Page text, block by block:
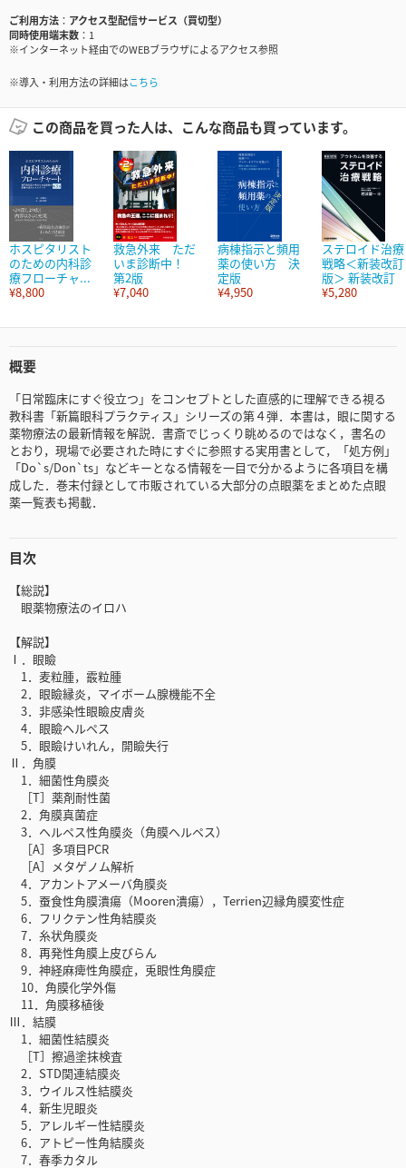
ご利用方法
アクセス型配信サービス（買切型）
同時使用端末数
1
※インターネット経由でのWEBブラウザによるアクセス参照
※導入・利用方法の詳細はこちら
この商品を買った人は、こんな商品も買っています。
ホスピタリスト
のための内科診
療フローチャ...
¥8,800
救急外来 ただ
いま診断中！
第2版
¥7,040
病棟指示と頻用
薬の使い方 決
定版
¥4,950
ステロイド治療
戦略＜新装改訂
版＞ 新装改訂
¥5,280
概要
「日常臨床にすぐ役立つ」をコンセプトとした直感的に理解できる視る
教科書「新篇眼科プラクティス」シリーズの第４弾．本書は，眼に関する
薬物療法の最新情報を解説．書斎でじっくり眺めるのではなく，書名の
とおり，現場で必要された時にすぐに参照する実用書として，「処方例」
「Do`s/Don`ts」などキーとなる情報を一目で分かるように各項目を構
成した．巻末付録として市販されている大部分の点眼薬をまとめた点眼
薬一覧表も掲載．
目次
【総説】
眼薬物療法のイロハ
【解説】
Ⅰ．眼瞼
1．麦粒腫，霰粒腫
2．眼瞼縁炎，マイボーム腺機能不全
3．非感染性眼瞼皮膚炎
4．眼瞼ヘルペス
5．眼瞼けいれん，開瞼失行
Ⅱ．角膜
1．細菌性角膜炎
［T］薬剤耐性菌
2．角膜真菌症
3．ヘルペス性角膜炎（角膜ヘルペス）
［A］多項目PCR
［A］メタゲノム解析
4．アカントアメーバ角膜炎
5．蚕食性角膜潰瘍（Mooren潰瘍），Terrien辺縁角膜変性症
6．フリクテン性角結膜炎
7．糸状角膜炎
8．再発性角膜上皮びらん
9．神経麻痺性角膜症，兎眼性角膜症
10．角膜化学外傷
11．角膜移植後
Ⅲ．結膜
1．細菌性結膜炎
［T］擦過塗抹検査
2．STD関連結膜炎
3．ウイルス性結膜炎
4．新生児眼炎
5．アレルギー性結膜炎
6．アトピー性角結膜炎
7．春季カタル